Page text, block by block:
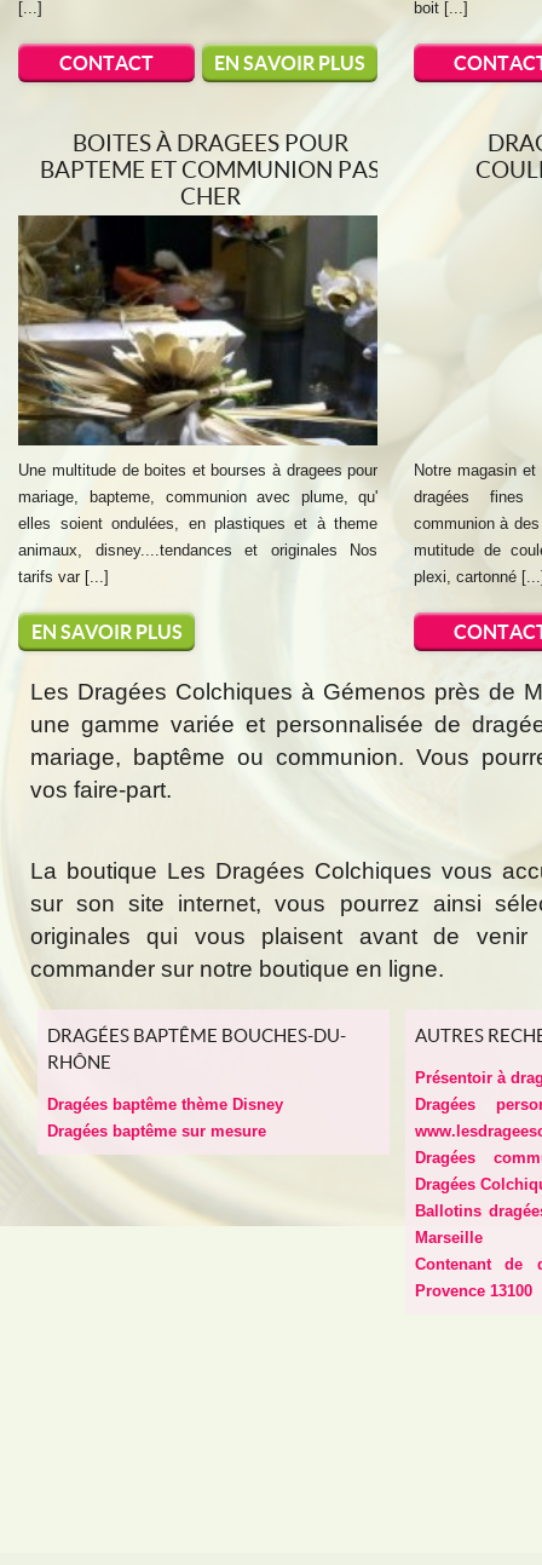
[...]
CONTACT EN SAVOIR PLUS
boit [...]
BOITES À DRAGEES POUR
BAPTEME ET COMMUNION PAS
CHER
Une multitude de boites et bourses à dragees pour
mariage, bapteme, communion avec plume, qu'
elles soient ondulées, en plastiques et à theme
animaux, disney....tendances et originales Nos
tarifs var [...]
EN SAVOIR PLUS
Notre magasin
dragées fines
communion à
mutitude de
plexi, cartonné
Les Dragées Colchiques à Gémenos près de
une gamme variée et personnalisée de
mariage, baptême ou communion. Vous
vos faire-part.
La boutique Les Dragées Colchiques vous
sur son site internet, vous pourrez ainsi
originales qui vous plaisent avant de
commander sur notre boutique en ligne.
DRAGÉES BAPTÊME BOUCHES-DU-
RHÔNE
Dragées baptême thème Disney
Dragées baptême sur mesure
AUTRES
Présentoir à
Dragées
Dragées
Dragées
Ballotins
Marseille
Contenant de
Provence 13100